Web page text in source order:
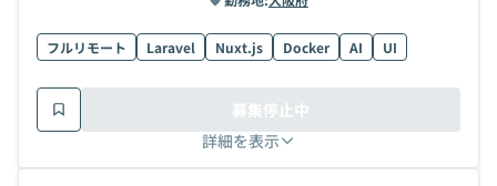
フルリモート Laravel Nuxt.js Docker AI UI
詳細を表示
募集停止中